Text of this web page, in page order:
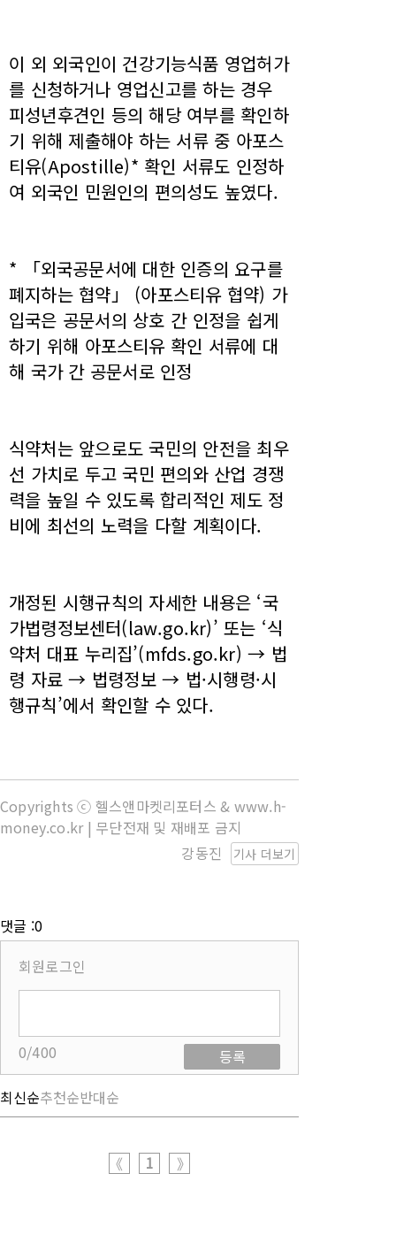
이 외 외국인이 건강기능식품 영업허가
를 신청하거나 영업신고를 하는 경우
피성년후견인 등의 해당 여부를 확인하
기 위해 제출해야 하는 서류 중 아포스
티유(Apostille)* 확인 서류도 인정하
여 외국인 민원인의 편의성도 높였다.
* 「외국공문서에 대한 인증의 요구를
폐지하는 협약」 (아포스티유 협약) 가
입국은 공문서의 상호 간 인정을 쉽게
하기 위해 아포스티유 확인 서류에 대
해 국가 간 공문서로 인정
식약처는 앞으로도 국민의 안전을 최우
선 가치로 두고 국민 편의와 산업 경쟁
력을 높일 수 있도록 합리적인 제도 정
비에 최선의 노력을 다할 계획이다.
개정된 시행규칙의 자세한 내용은 ‘국
가법령정보센터(law.go.kr)’ 또는 ‘식
약처 대표 누리집’(mfds.go.kr) → 법
령 자료 → 법령정보 → 법·시행령·시
행규칙’에서 확인할 수 있다.
Copyrights ⓒ 헬스앤마켓리포터스 & www.h-
money.co.kr | 무단전재 및 재배포 금지
기사 더보기
강동진
댓글 :0
회원로그인
0/400
등록
최신순추천순반대순
《 1 》